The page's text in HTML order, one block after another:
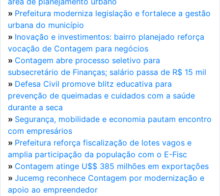
» Prefeitura moderniza legislação e fortalece a gestão
urbana do município
» Inovação e investimentos: bairro planejado reforça
vocação de Contagem para negócios
» Contagem abre processo seletivo para
subsecretário de Finanças; salário passa de R$ 15 mil
» Defesa Civil promove blitz educativa para
prevenção de queimadas e cuidados com a saúde
durante a seca
» Segurança, mobilidade e economia pautam encontro
com empresários
» Prefeitura reforça fiscalização de lotes vagos e
amplia participação da população com o E-Fisc
» Contagem atinge U$$ 385 milhões em exportações
» Jucemg reconhece Contagem por modernização e
apoio ao empreendedor